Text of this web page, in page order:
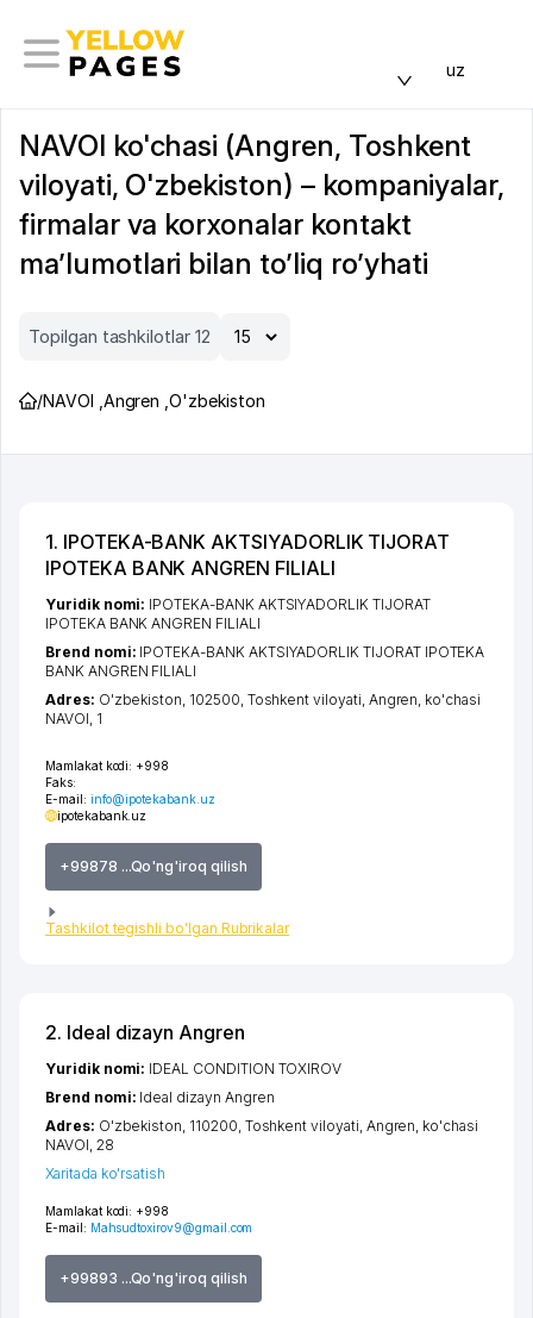
uz
NAVOI ko'chasi (Angren, Toshkent
viloyati, O'zbekiston) – kompaniyalar,
firmalar va korxonalar kontakt
ma’lumotlari bilan to’liq ro’yhati
Topilgan tashkilotlar 12
/NAVOI Angren ,O'zbekiston
1. IPOTEKA-BANK AKTSIYADORLIK TIJORAT
IPOTEKA BANK ANGREN FILIALI
Mamlakat kodi: +998
Faks:
E-mail: info@ipotekabank.uz
ipotekabank.uz
+99878 ...Qo'ng'iroq qilish
Tashkilot tegishli bo'lgan Rubrikalar
Yuridik nomi: IPOTEKA-BANK AKTSIYADORLIK TIJORAT
IPOTEKA BANK ANGREN FILIALI
Brend nomi: IPOTEKA-BANK AKTSIYADORLIK TIJORAT IPOTEKA
BANK ANGREN FILIALI
Adres: O'zbekiston, 102500, Toshkent viloyati, Angren, ko'chasi
NAVOI, 1
2. Ideal dizayn Angren
Mamlakat kodi: +998
E-mail: Mahsudtoxirov9@gmail.com
+99893 ...Qo'ng'iroq qilish
Yuridik nomi: IDEAL CONDITION TOXIROV
Brend nomi: Ideal dizayn Angren
Adres: O'zbekiston, 110200, Toshkent viloyati, Angren, ko'chasi
NAVOI, 28
Xaritada ko'rsatish